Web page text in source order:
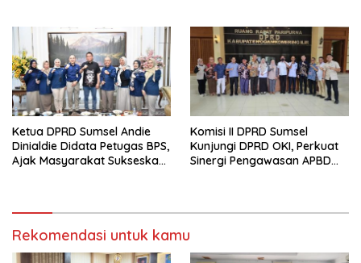
Ketua DPRD Sumsel Andie
Dinialdie Didata Petugas BPS,
Ajak Masyarakat Sukseskan
Komisi II DPRD Sumsel
Kunjungi DPRD OKI, Perkuat
Sinergi Pengawasan APBD
Rekomendasi untuk kamu